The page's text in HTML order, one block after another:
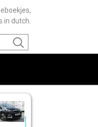
in dutch.